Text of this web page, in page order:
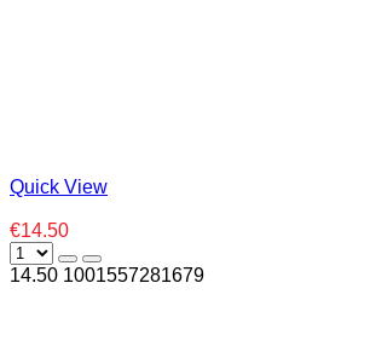
Quick View
€14.50
14.50 1001557281679